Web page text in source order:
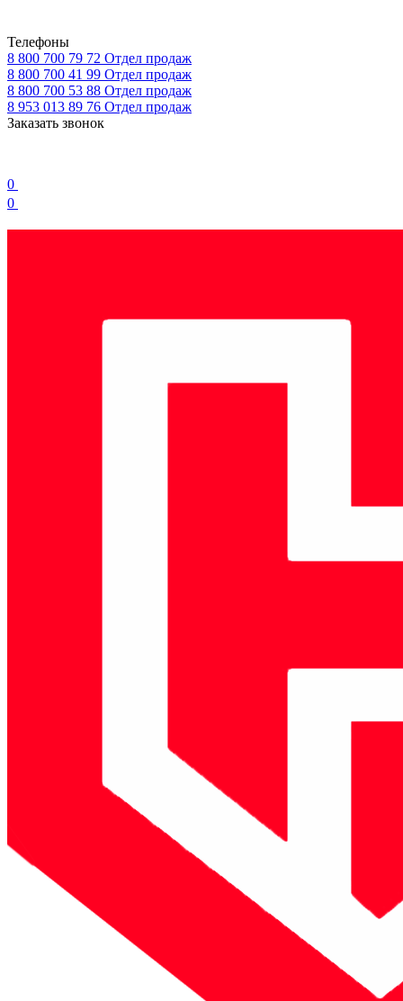
Телефоны
8 800 700 79 72 Отдел продаж
8 800 700 41 99 Отдел продаж
8 800 700 53 88 Отдел продаж
8 953 013 89 76 Отдел продаж
Заказать звонок
0
0